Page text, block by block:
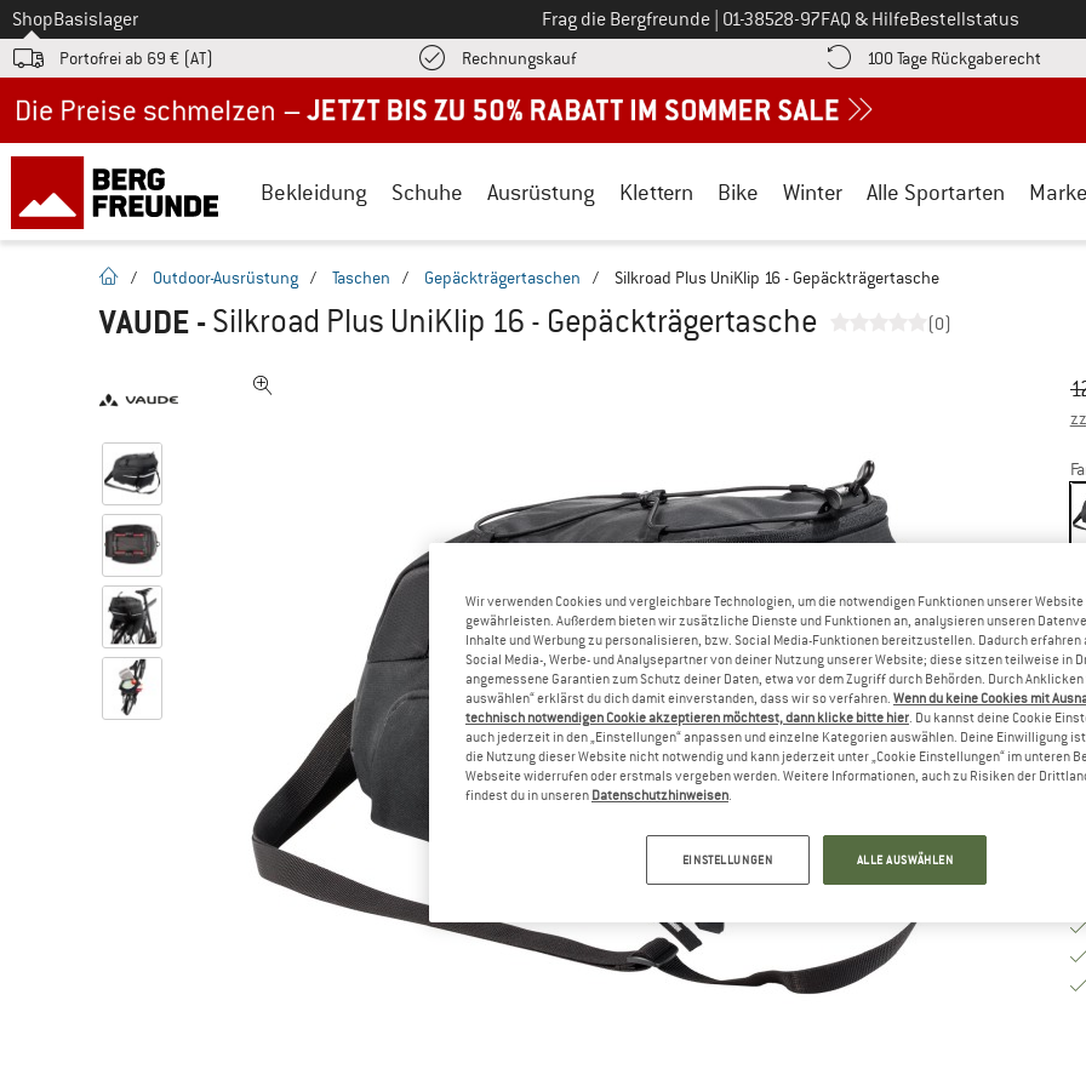
Zum
ShopBasislager Frag die Bergfreunde Ruf uns an unter
01-38528-97FAQ & HilfeBestellstatus
Portofrei ab 69 € (AT) RechnungskaufFinde die Zahlungs-Infos hier! Öffnet sich in einer Infobox
100 Tage Rückgaberecht
Bekleidung Schuhe Ausrüstung Klettern Bike Winter Alle Sportarten
Startseite
/ Outdoor-Ausrüstung / Taschen / Gepäckträgertaschen / Silkroad Plus UniKlip 16 - Gepäckträgertasche
VAUDE -Silkroad Plus UniKlip 16 - Gepäckträgertasche (0)
Wir verwenden Cookies und vergleichbare Technologien, um die notwendigen Funktionen unserer Website
gewährleisten. Außerdem bieten wir zusätzliche Dienste und Funktionen an, analysieren unseren
Inhalte und Werbung zu personalisieren, bzw. Social Media-Funktionen bereitzustellen. Dadurch erfahren
Social Media-, Werbe- und Analysepartner von deiner Nutzung unserer Website; diese sitzen teilweise in
angemessene Garantien zum Schutz deiner Daten, etwa vor dem Zugriff durch Behörden. Durch Anklicken
auswählen“ erklärst du dich damit einverstanden, dass wir so verfahren. Wenn du keine Cookies mit
technisch notwendigen Cookie akzeptieren möchtest, dann klicke bitte hier. Du kannst deine Cookie
auch jederzeit in den „Einstellungen“ anpassen und einzelne Kategorien auswählen. Deine Einwilligung
die Nutzung dieser Website nicht notwendig und kann jederzeit unter „Cookie Einstellungen“ im unteren
Webseite widerrufen oder erstmals vergeben werden. Weitere Informationen, auch zu Risiken der
findest du in unseren Datenschutzhinweisen.
EINSTELLUNGEN ALLE AUSWÄHLEN